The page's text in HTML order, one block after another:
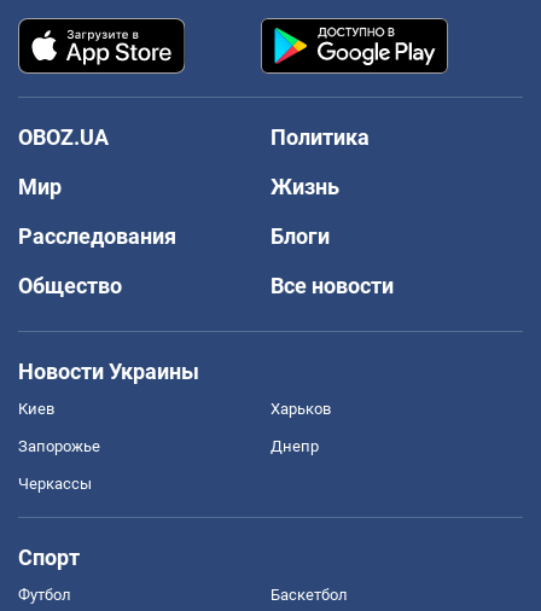
OBOZ.UA
Политика
Мир
Жизнь
Расследования
Блоги
Общество
Все новости
Новости Украины
Киев Харьков
Запорожье Днепр
Черкассы
Спорт
Футбол Баскетбол